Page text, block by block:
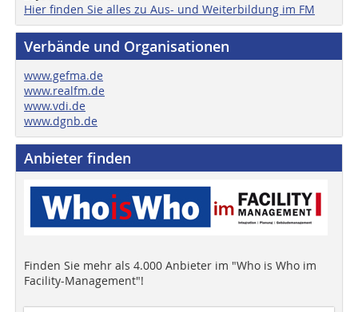
Hier finden Sie alles zu Aus- und Weiterbildung im FM
Verbände und Organisationen
www.gefma.de
www.realfm.de
www.vdi.de
www.dgnb.de
Anbieter finden
Finden Sie mehr als 4.000 Anbieter im "Who is Who im
Facility-Management"!